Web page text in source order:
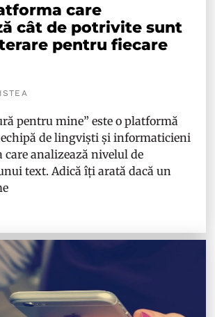
care
cât de potrivite sunt
pentru fiecare
pentru mine” este o platformă
echipă de lingviști și informaticieni
analizează nivelul de
text. Adică îți arată dacă un